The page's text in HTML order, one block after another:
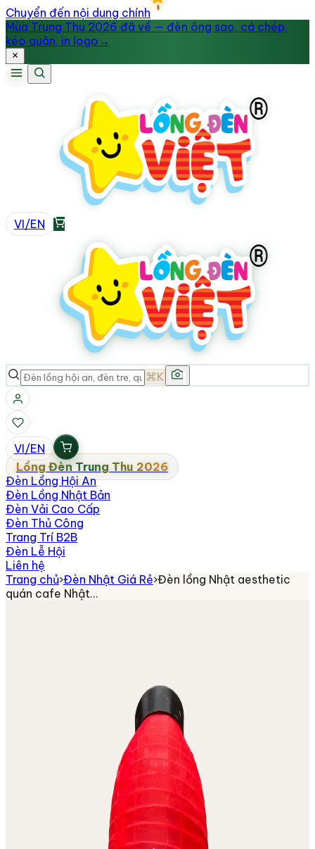
Chuyển đến nội dung chính
Mùa Trung Thu 2026 đã về — đèn ông sao, cá chép,
kéo quân, in logo →
VI/EN
⌘K
VI/EN
Lồng Đèn Trung Thu 2026
Đèn Lồng Hội An
Đèn Lồng Nhật Bản
Đèn Vải Cao Cấp
Đèn Thủ Công
Trang Trí B2B
Đèn Lễ Hội
Liên hệ
Trang chủ›Đèn Nhật Giá Rẻ›Đèn lồng Nhật aesthetic
quán cafe Nhật…